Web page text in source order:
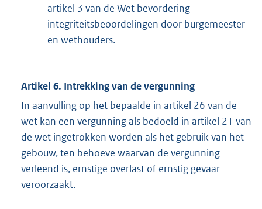
artikel 3 van de Wet bevordering
integriteitsbeoordelingen door burgemeester
en wethouders.
Artikel 6. Intrekking van de vergunning
In aanvulling op het bepaalde in artikel 26 van de
wet kan een vergunning als bedoeld in artikel 21 van
de wet ingetrokken worden als het gebruik van het
gebouw, ten behoeve waarvan de vergunning
verleend is, ernstige overlast of ernstig gevaar
veroorzaakt.